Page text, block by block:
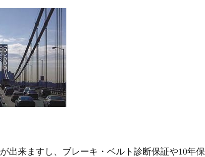
出来ますし、ブレーキ・ベルト診断保証や10年保